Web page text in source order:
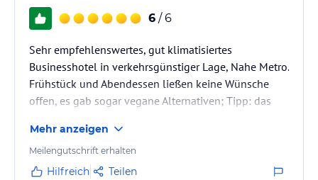
6 / 6
Sehr empfehlenswertes, gut klimatisiertes
Businesshotel in verkehrsgünstiger Lage, Nahe Metro.
Frühstück und Abendessen ließen keine Wünsche
offen, es gab sogar vegane Alternativen; Tipp: das
die Jahre gekommen und in der Nachbarschaft gab es
Bauarbeiten, was uns aber nicht weiter gestört hat.
Das Personal war sehr freundlich und sprach gut
Mehr anzeigen
Meilengutschrift erhalten
Hilfreich Teilen